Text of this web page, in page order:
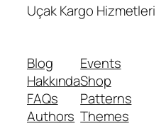
Uçak Kargo Hizmetleri
Blog
Hakkında
FAQs
Authors
Events
Shop
Patterns
Themes